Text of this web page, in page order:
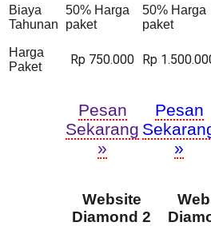
Biaya
Tahunan
50% Harga
paket
50% Harga
paket
Harga
Paket
Rp 750.000 Rp
Pesan
Sekarang
»
Pesan
»
Website
Diamond 2